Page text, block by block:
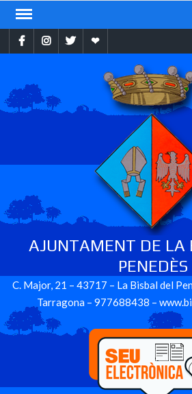
Skip
contentFacebookInstragram
TwitterEbando
AJUNTAMENT DE LA
PENEDÈS
C. Major, 21 – 43717 – La Bisbal del
Tarragona – 977688438 –